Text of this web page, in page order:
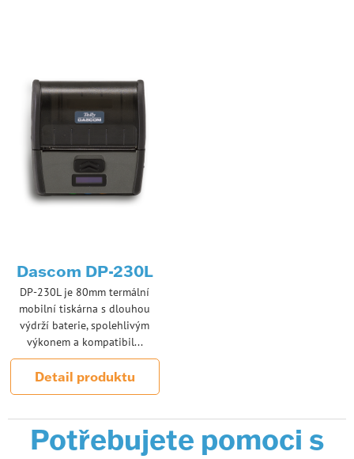
Dascom DP-230L
DP-230L je 80mm termální
mobilní tiskárna s dlouhou
výdrží baterie, spolehlivým
výkonem a kompatibil...
Detail produktu
Potřebujete pomoci s